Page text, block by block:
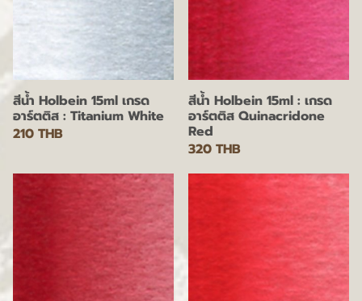
สีน้ำ Holbein 15ml เกรด
อาร์ตติส : Titanium White
210 THB
สีน้ำ Holbein 15ml : เกรด
อาร์ตติส Quinacridone
Red
320 THB